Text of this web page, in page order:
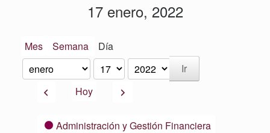
17 enero, 2022
Mes Semana Día
Mes
Día
Año
AnteriorHoy Siguiente
CategoríasAdministración y Gestión Financiera